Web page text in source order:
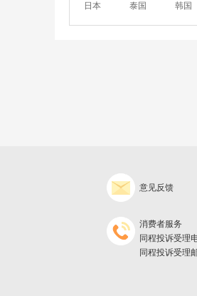
日本 泰国 韩国
意见反馈
消费者服务
同程投诉受理
同程投诉受理